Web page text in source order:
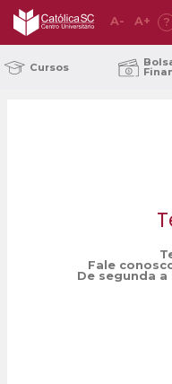
A- A+ ?
Cursos
Fale
De segunda a